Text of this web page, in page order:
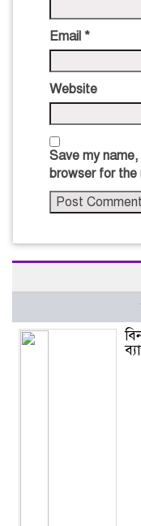
Email *
Website
Save my
browser for the